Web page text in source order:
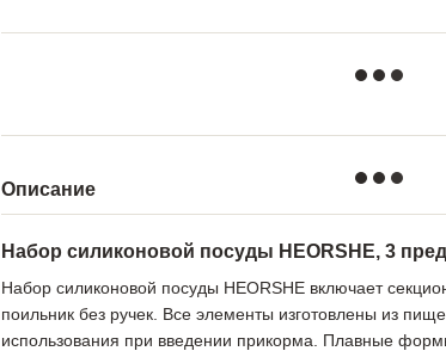
Описание
Набор силиконовой посуды HEORSHE, 3
Набор силиконовой посуды HEORSHE включает
поильник без ручек. Все элементы изготовлены из
использования при введении прикорма. Плавные